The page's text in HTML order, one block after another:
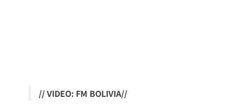
// VIDEO: FM BOLIVIA//